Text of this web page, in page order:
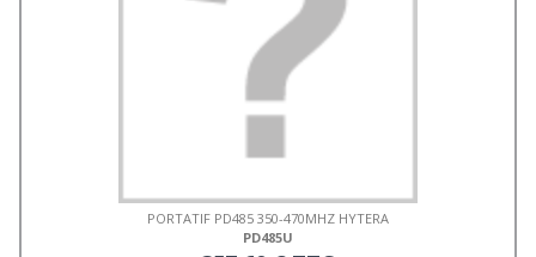
PORTATIF PD485 350-470MHZ HYTERA
PD485U